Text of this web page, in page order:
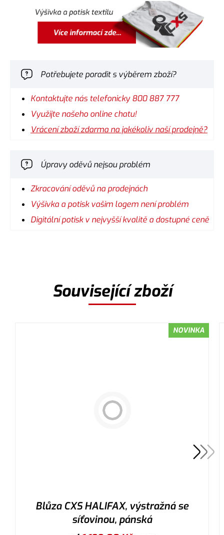
Potřebujete poradit s výběrem zboží?
Kontaktujte nás telefonicky 800 887 777
Využijte našeho online chatu!
Vrácení zboží zdarma na jakékoliv naší prodejně?
Úpravy oděvů nejsou problém
Zkracování oděvů na prodejnách
Výšivka a potisk vašim logem není problém
Digitální potisk v nejvyšší kvalitě a dostupné ceně
Související zboží
NOVINKA
Blůza CXS HALIFAX, výstražná se
síťovinou, pánská